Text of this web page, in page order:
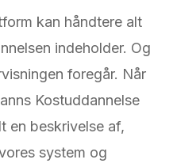
kan håndtere alt
indeholder. Og
foregår. Når
Kostuddannelse
en beskrivelse af,
system og